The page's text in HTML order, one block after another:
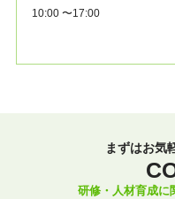
10:00 〜17:00
まずはお気
研修・人材育成に